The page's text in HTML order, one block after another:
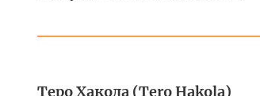
Теро Хакола (Tero Hakola)